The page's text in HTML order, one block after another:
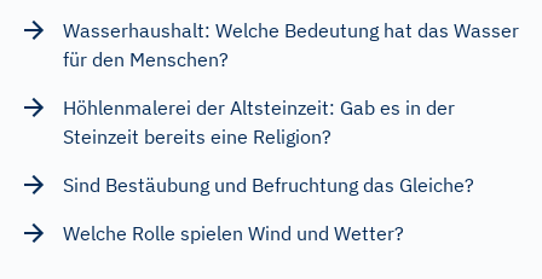
Wasserhaushalt: Welche Bedeutung hat das Wasser
für den Menschen?
Höhlenmalerei der Altsteinzeit: Gab es in der
Steinzeit bereits eine Religion?
Sind Bestäubung und Befruchtung das Gleiche?
Welche Rolle spielen Wind und Wetter?